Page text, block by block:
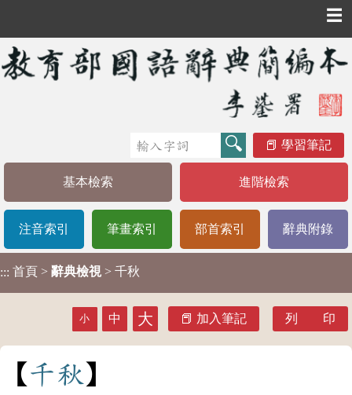
☰
學習筆記
基本檢索 進階檢索
注音索引 筆畫索引 部首索引 辭典附錄
::: 首頁 > 辭典檢視 > 千秋
小 中 大 加入筆記 列 印
千秋